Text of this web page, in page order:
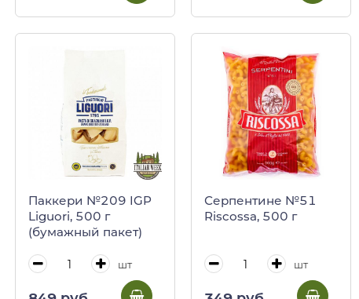
Паккери №209 IGP
Liguori, 500 г
(бумажный пакет)
шт
Серпентине №51
Riscossa, 500 г
шт